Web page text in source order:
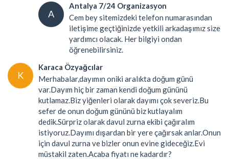
A
Antalya 7/24 Organizasyon
Cem bey sitemizdeki telefon numarasından
iletişime geçtiğinizde yetkili arkadaşımız size
yardımcı olacak. Her bilgiyi ondan
öğrenebilirsiniz.
K
Karaca Özyağcılar
Merhabalar,dayımın oniki aralıkta doğum günü
var.Dayım hiç bir zaman kendi doğum gününü
kutlamaz.Biz yiğenleri olarak dayımı çok severiz.Bu
sefer de onun doğum gününü biz kutlayalım
dedik.Sürpriz olarak davul zurna ekibi çağıralım
istiyoruz.Dayımı dışardan bir yere çağırsak anlar.Onun
için davul zurna ve bizler onun evine gideceğiz.Evi
müstakil zaten.Acaba fiyatı ne kadardır?